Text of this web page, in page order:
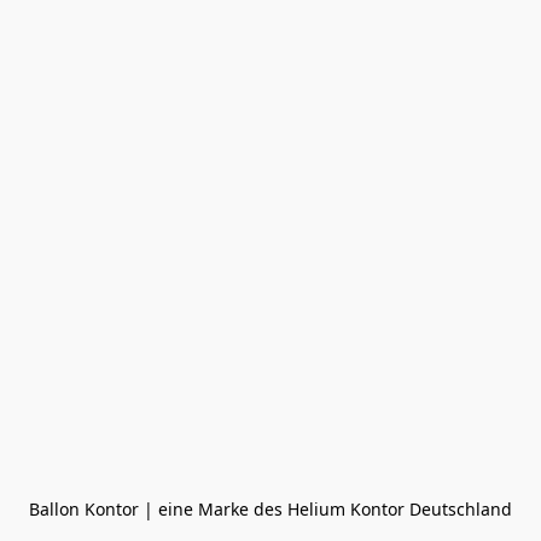
Ballon Kontor | eine Marke des Helium Kontor Deutschland